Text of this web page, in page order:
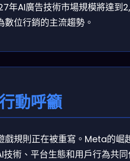
年AI廣告技術市場規模將達到
數位行銷的主流趨勢。
動呼籲
戲規則正在被重寫。Meta的崛
技術、平台生態和用戶行為共